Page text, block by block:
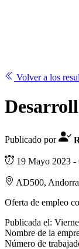
Volver a los
Publicado por
19 Mayo 2023 -
AD500,
Oferta de empleo
Publicada el:
Nombre de la
Número de